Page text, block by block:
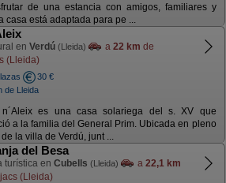
de una estancia con amigos, familiares y
casa está adaptada para pe ...
en Verdú (Lleida) a 22 km de
(Lleida)
30 €
de Lleida
es una casa solariega del s. XV que
a la familia del General Prim. Ubicada en pleno
la villa de Verdú, junt ...
del Besa
turística en Cubells (Lleida) a 22,1 km
(Lleida)